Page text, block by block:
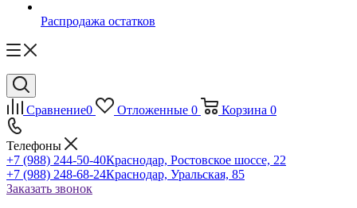
Распродажа остатков
Сравнение0 Отложенные 0 Корзина 0
Телефоны
+7 (988) 244-50-40Краснодар, Ростовское шоссе, 22
+7 (988) 248-68-24Краснодар, Уральская, 85
Заказать звонок